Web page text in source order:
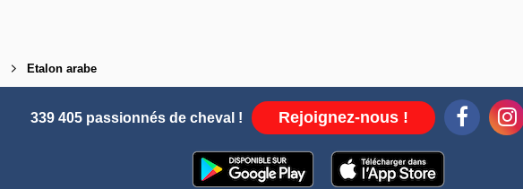
Etalon arabe
339 405 passionnés de cheval ! Rejoignez-nous !